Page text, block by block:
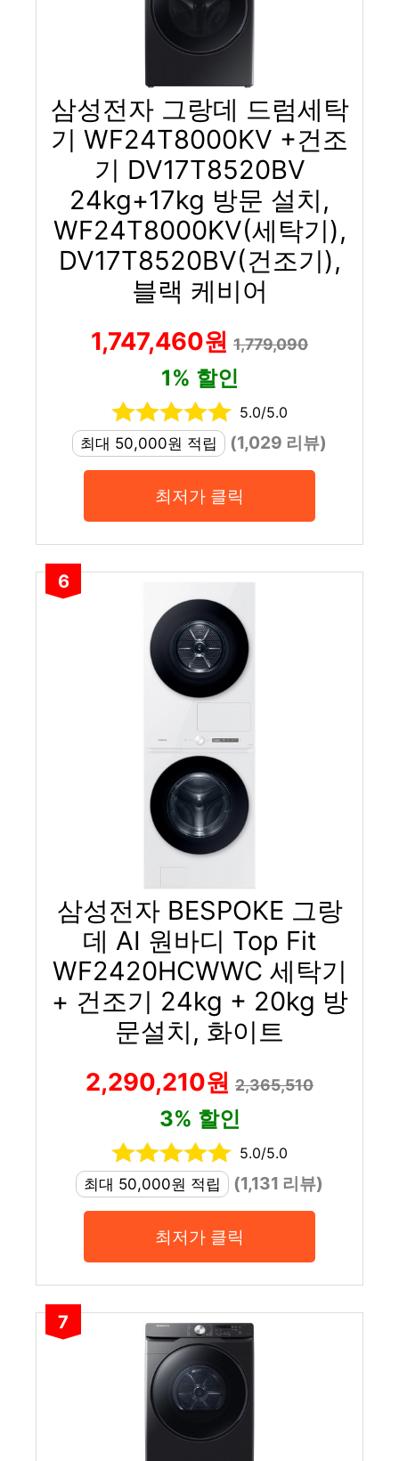
삼성전자 그랑데 드럼세탁
기 WF24T8000KV +건조
기 DV17T8520BV
24kg+17kg 방문 설치,
WF24T8000KV(세탁기),
DV17T8520BV(건조기),
블랙 케비어
1,747,460원 1,779,090
1% 할인
5.0/5.0
최대 50,000원 적립
(1,029 리뷰)
최저가 클릭
6
삼성전자 BESPOKE 그랑
데 AI 원바디 Top Fit
WF2420HCWWC 세탁기
+ 건조기 24kg + 20kg 방
문설치, 화이트
2,290,210원 2,365,510
3% 할인
5.0/5.0
최대 50,000원 적립
(1,131 리뷰)
최저가 클릭
7